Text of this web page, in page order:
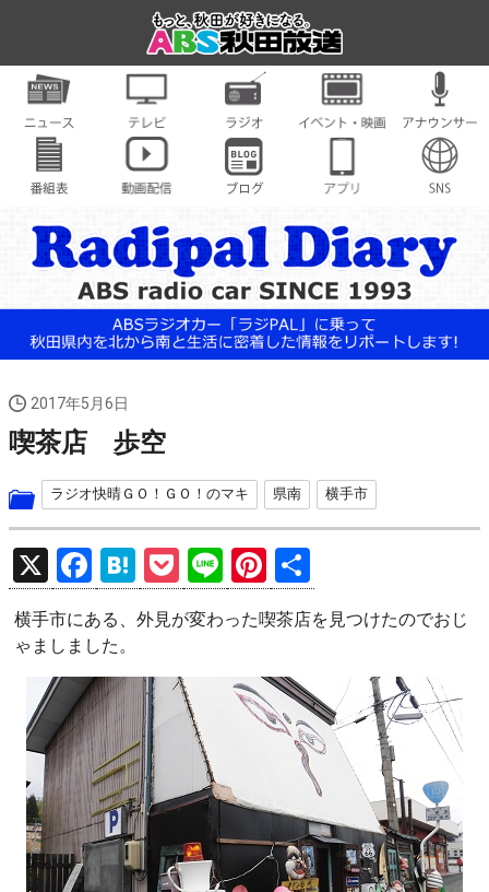
2017年5月6日
喫茶店 歩空
ラジオ快晴ＧＯ！ＧＯ！のマキ 県南 横手市
X
F
a
ce
b
o
o
k
H
at
e
n
a
P
o
ck
et
Li
n
e
Pi
nt
er
es
t
有
横手市にある、外見が変わった喫茶店を見つけたのでおじ
ゃましました。